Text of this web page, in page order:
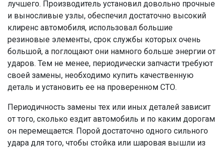
лучшего. Производитель установил довольно прочные
и выносливые узлы, обеспечил достаточно высокий
клиренс автомобиля, использовал большие
резиновые элементы, срок службы которых очень
большой, а поглощают они намного больше энергии от
ударов. Тем не менее, периодически запчасти требуют
своей замены, необходимо купить качественную
деталь и установить ее на проверенном СТО.
Периодичность замены тех или иных деталей зависит
от того, сколько ездит автомобиль и по каким дорогам
он перемещается. Порой достаточно одного сильного
удара для того, чтобы стойка или шаровая вышли из